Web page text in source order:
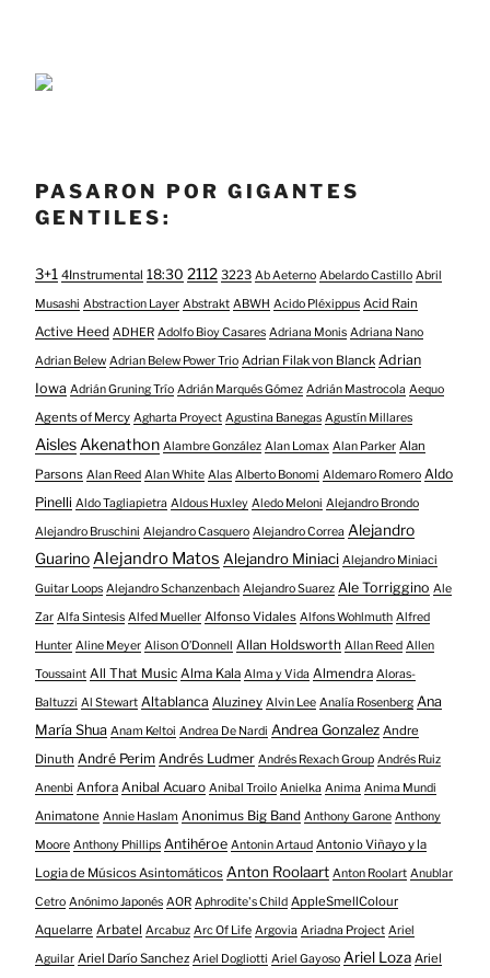
PASARON POR GIGANTES
GENTILES:
3+1 4Instrumental 18:30 2112 3223 Ab Aeterno Abelardo Castillo Abril
Musashi Abstraction Layer Abstrakt ABWH Acido Pléxippus Acid Rain
Active Heed ADHER Adolfo Bioy Casares Adriana Monis Adriana Nano
Adrian Belew Adrian Belew Power Trio Adrian Filak von Blanck Adrian
Iowa Adrián Gruning Trío Adrián Marqués Gómez Adrián Mastrocola Aequo
Agents of Mercy Agharta Proyect Agustina Banegas Agustín Millares
AislesAkenathon Alambre González Alan Lomax Alan Parker Alan
Parsons Alan Reed Alan White Alas Alberto Bonomi Aldemaro Romero Aldo
Pinelli Aldo Tagliapietra Aldous Huxley Aledo Meloni Alejandro Brondo
Alejandro Bruschini Alejandro Casquero Alejandro Correa Alejandro
GuarinoAlejandro Matos Alejandro Miniaci Alejandro Miniaci
Guitar Loops Alejandro Schanzenbach Alejandro Suarez Ale Torriggino Ale
Zar Alfa Sintesis Alfed Mueller Alfonso Vidales Alfons Wohlmuth Alfred
Hunter Aline Meyer Alison O​’​Donnell Allan Holdsworth Allan Reed Allen
Toussaint All That Music Alma Kala Alma y Vida Almendra Aloras-
Baltuzzi Al Stewart Altablanca Aluziney Alvin Lee Analía Rosenberg Ana
María Shua Anam Keltoi Andrea De Nardi Andrea Gonzalez Andre
Dinuth André Perim Andrés Ludmer Andrés Rexach Group Andrés Ruiz
Anenbi Anfora Anibal Acuaro Anibal Troilo Anielka Anima Anima Mundi
Animatone Annie Haslam Anonimus Big Band Anthony Garone Anthony
Moore Anthony Phillips Antihéroe Antonin Artaud Antonio Viñayo y la
Logia de Músicos Asintomáticos Anton Roolaart Anton Roolart Anublar
Cetro Anónimo Japonés AOR Aphrodite's Child AppleSmellColour
Aquelarre Arbatel Arcabuz Arc Of Life Argovia Ariadna Project Ariel
Aguilar Ariel Darío Sanchez Ariel Dogliotti Ariel Gayoso Ariel Loza Ariel